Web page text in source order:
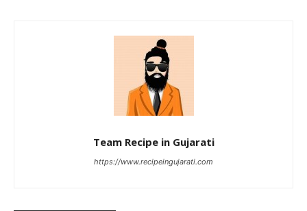
Team Recipe in Gujarati
https://www.recipeingujarati.com